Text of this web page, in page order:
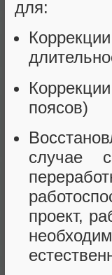
для:
поясов)
случае
проект,